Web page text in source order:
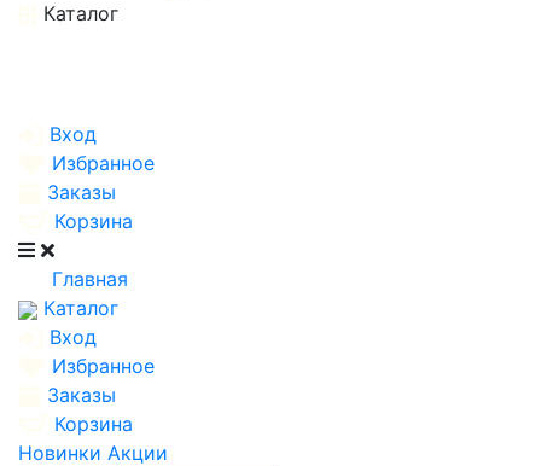
Каталог
Вход
Избранное
Заказы
Корзина
Главная
Каталог
Вход
Избранное
Заказы
Корзина
Новинки Акции